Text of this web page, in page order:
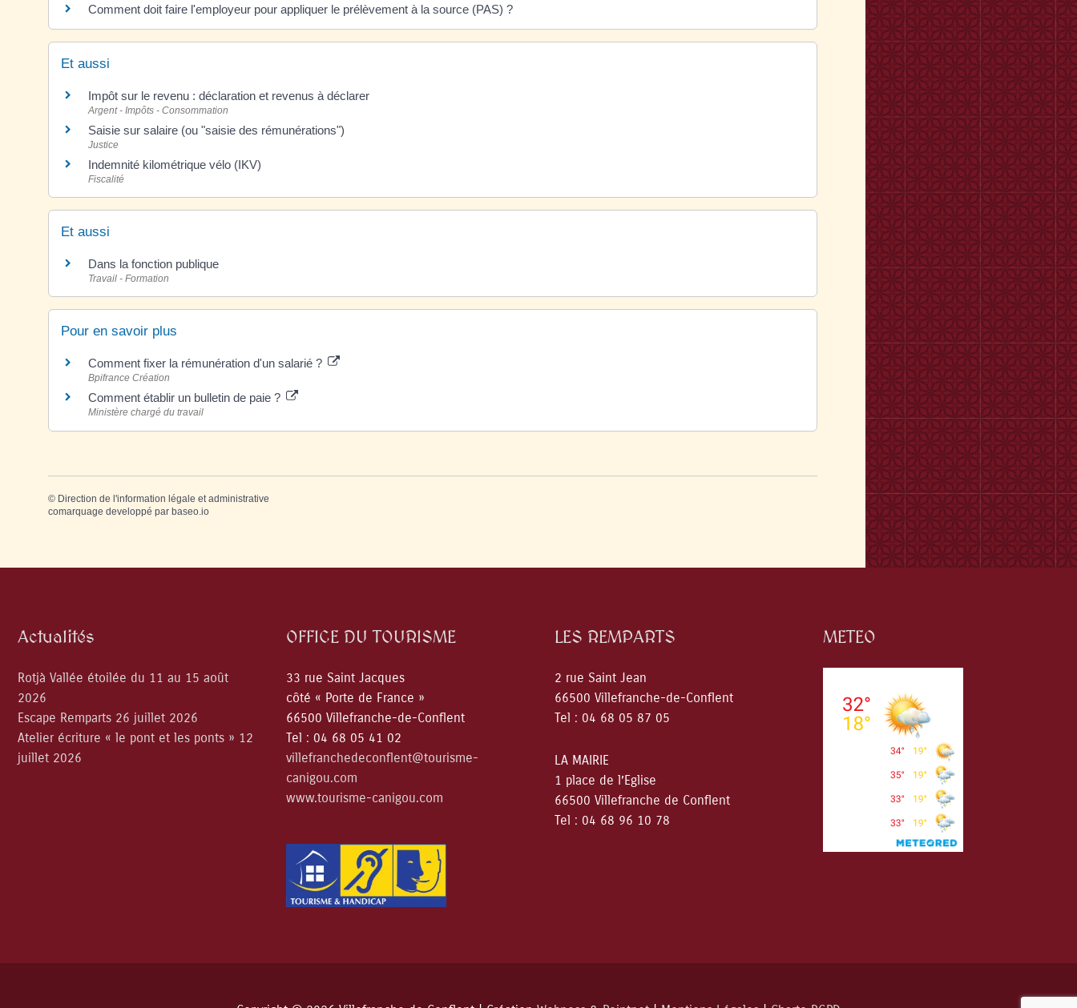
Comment doit faire l'employeur pour appliquer le prélèvement à la source (PAS) ?
Et aussi
Impôt sur le revenu : déclaration et revenus à déclarer
Argent - Impôts - Consommation
Saisie sur salaire (ou "saisie des rémunérations")
Justice
Indemnité kilométrique vélo (IKV)
Fiscalité
Et aussi
Dans la fonction publique
Travail - Formation
Pour en savoir plus
Comment fixer la rémunération d'un salarié ?
Bpifrance Création
Comment établir un bulletin de paie ?
Ministère chargé du travail
© Direction de l'information légale et administrative
comarquage developpé par baseo.io
Actualités
Rotjà Vallée étoilée du 11 au 15 août
2026
Escape Remparts 26 juillet 2026
Atelier écriture « le pont et les ponts » 12
juillet 2026
OFFICE DU TOURISME
33 rue Saint Jacques
côté « Porte de France »
66500 Villefranche-de-Conflent
Tel : 04 68 05 41 02
villefranchedeconflent@tourisme-
canigou.com
www.tourisme-canigou.com
LES REMPARTS
2 rue Saint Jean
66500 Villefranche-de-Conflent
Tel : 04 68 05 87 05
LA MAIRIE
1 place de l’Eglise
66500 Villefranche de Conflent
Tel : 04 68 96 10 78
METEO